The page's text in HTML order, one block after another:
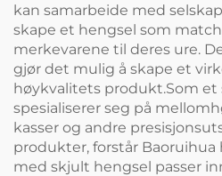
kan samarbeide med
skape et hengsel som
merkevarene til deres ure.
gjør det mulig å skape et
høykvalitets produkt.Som et
spesialiserer seg på
kasser og andre
produkter, forstår
med skjult hengsel passer